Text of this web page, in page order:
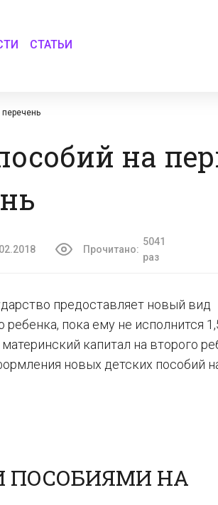
СТАТЬИ
на
Прочитано:
5041
раз
предоставляет новый вид
пока ему не исполнится
капитал на второго
новых детских пособий
ПОСОБИЯМИ НА